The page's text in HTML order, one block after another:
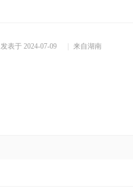
发表于 2024-07-09 来自湖南